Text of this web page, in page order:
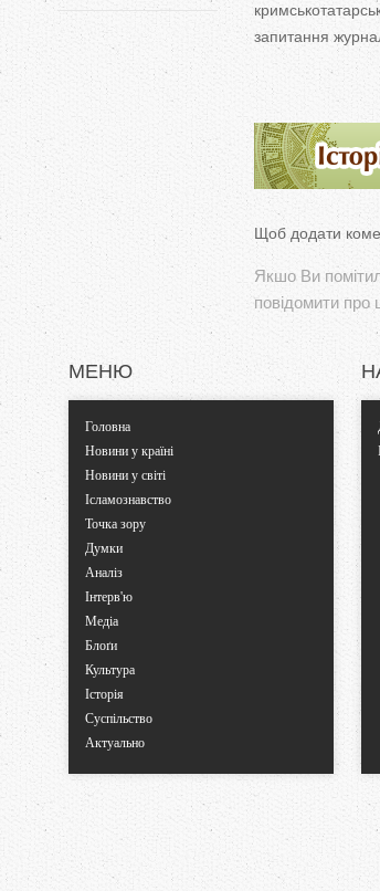
запитання
Щоб додати
Якшо Ви
повідомити про
МЕНЮ
Головна
Новини у країні
Новини у світі
Ісламознавство
Точка зору
Думки
Аналіз
Інтерв'ю
Медіа
Блоґи
Культура
Історія
Суспільство
Актуально